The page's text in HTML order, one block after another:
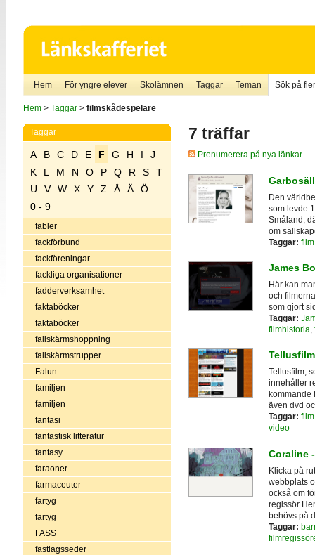
Hem För yngre elever Skolämnen Taggar Teman Sök på
Hem> Taggar> filmskådespelare
Taggar
A B C D E F G H I
J
K
L M N O P Q R S
T
U
V W X Y Z Å Ä
Ö
0 - 9
fabler
fackförbund
fackföreningar
fackliga organisationer
fadderverksamhet
faktaböcker
faktaböcker
fallskärmshoppning
fallskärmstrupper
Falun
familjen
familjen
fantasi
fantastisk litteratur
fantasy
faraoner
farmaceuter
fartyg
fartyg
FASS
fastlagsseder
7 träffar
Prenumerera på nya länkar
Den
som levde
Småland,
om
Taggar: film
James
Här kan
och
som gjort
Taggar:
filmhistoria,
Tellusfilm,
innehåller
kommande
även dvd
Taggar: film
video
Coraline
Klicka på
webbplats
också om
regissör
behövs på
Taggar: